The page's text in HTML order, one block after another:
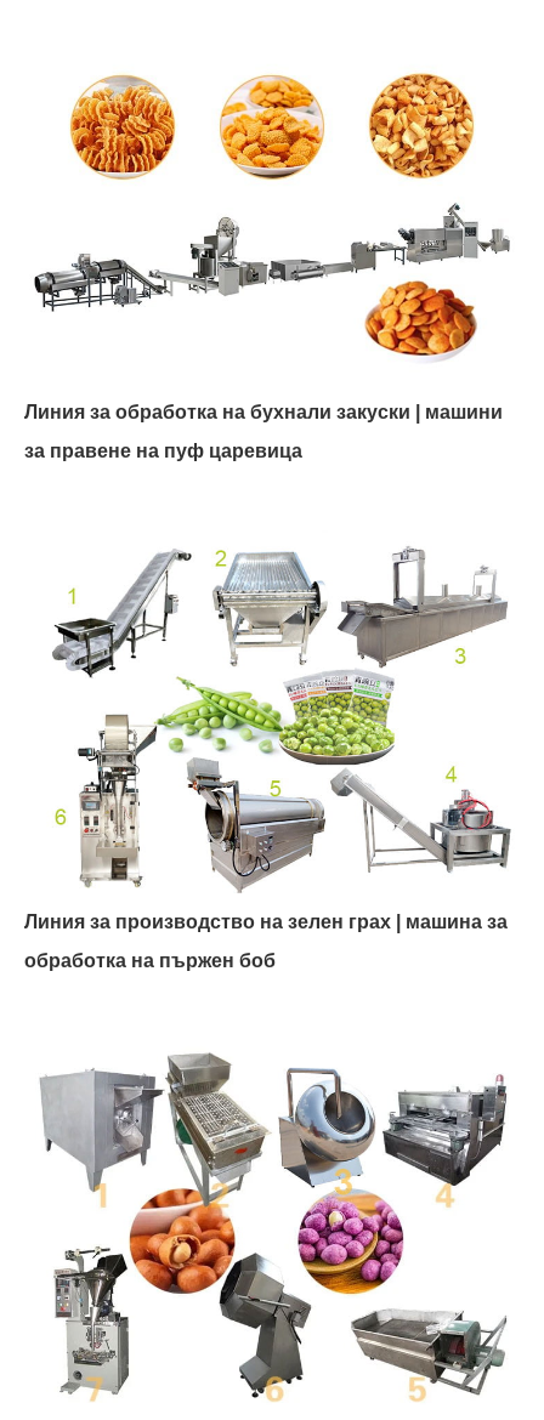
Линия за обработка на бухнали закуски | машини
за правене на пуф царевица
Линия за производство на зелен грах | машина за
обработка на пържен боб